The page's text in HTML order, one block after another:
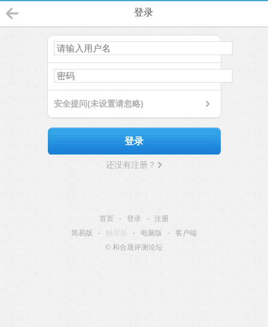
登录
安全提问(未设置请忽略)
登录
还没有注册？
首页 - 登录 -
注册
简易版
- 触屏版 - 电脑版 -
客户端
© 和合晟评测论坛